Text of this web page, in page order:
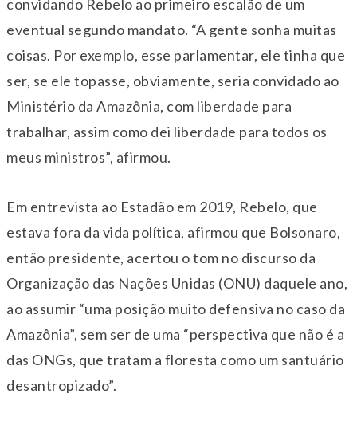
convidando Rebelo ao primeiro escalão de um
eventual segundo mandato. “A gente sonha muitas
coisas. Por exemplo, esse parlamentar, ele tinha que
ser, se ele topasse, obviamente, seria convidado ao
Ministério da Amazônia, com liberdade para
trabalhar, assim como dei liberdade para todos os
meus ministros”, afirmou.
Em entrevista ao Estadão em 2019, Rebelo, que
estava fora da vida política, afirmou que Bolsonaro,
então presidente, acertou o tom no discurso da
Organização das Nações Unidas (ONU) daquele ano,
ao assumir “uma posição muito defensiva no caso da
Amazônia”, sem ser de uma “perspectiva que não é a
das ONGs, que tratam a floresta como um santuário
desantropizado”.